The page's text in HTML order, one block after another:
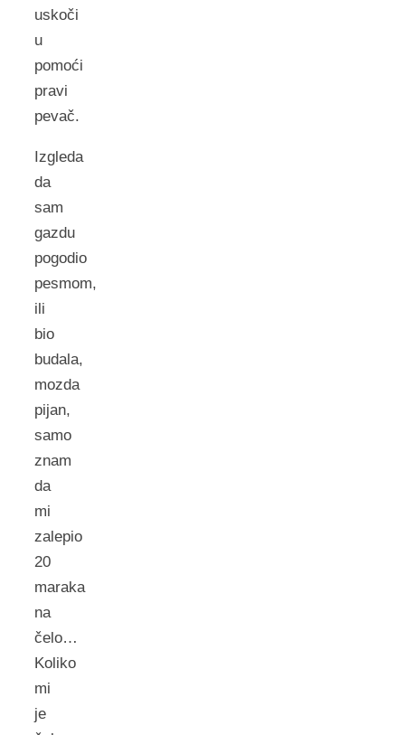
uskoči
u
pomoći
pravi
pevač.
Izgleda
da
sam
gazdu
pogodio
pesmom,
ili
bio
budala,
mozda
pijan,
samo
znam
da
mi
zalepio
20
maraka
na
čelo…
Koliko
mi
je